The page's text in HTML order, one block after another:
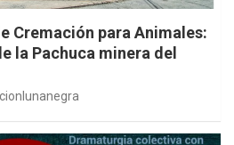
Cremación para Animales:
la Pachuca minera del